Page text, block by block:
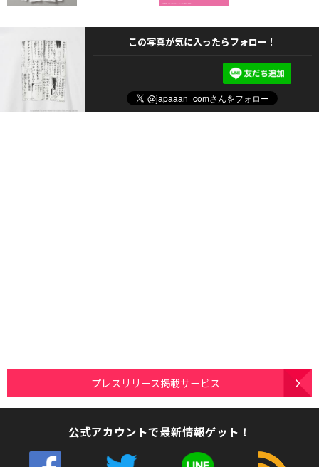
この写真が気に入ったらフォロー！
プレスリリース掲載サービス
公式アカウントで最新情報ゲット！